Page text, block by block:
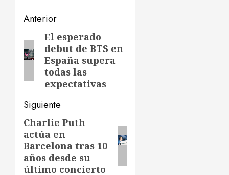
Navegación
de
entradas
Anterior
Entrada
anterior:
El esperado
debut de BTS en
España supera
todas las
expectativas
Siguiente
Siguiente
entrada:
Charlie Puth
actúa en
Barcelona tras 10
años desde su
último concierto